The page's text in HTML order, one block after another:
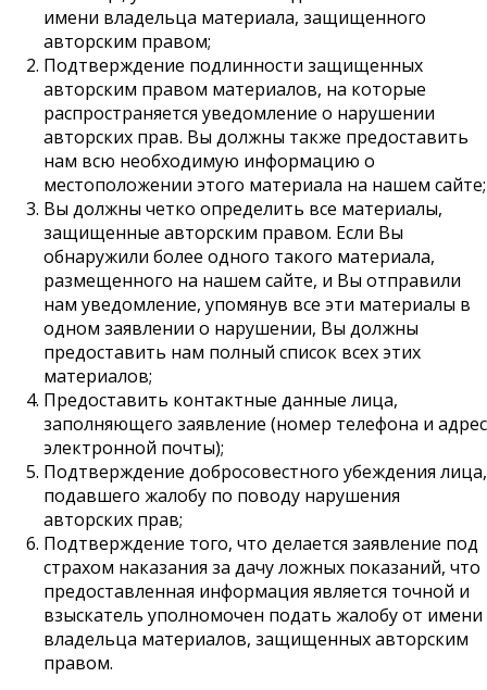
имени владельца материала, защищенного
авторским правом;
Подтверждение подлинности защищенных
авторским правом материалов, на которые
распространяется уведомление о нарушении
авторских прав. Вы должны также предоставить
нам всю необходимую информацию о
местоположении этого материала на нашем сайте;
Вы должны четко определить все материалы,
защищенные авторским правом. Если Вы
обнаружили более одного такого материала,
размещенного на нашем сайте, и Вы отправили
нам уведомление, упомянув все эти материалы в
одном заявлении о нарушении, Вы должны
предоставить нам полный список всех этих
материалов;
Предоставить контактные данные лица,
заполняющего заявление (номер телефона и адрес
электронной почты);
Подтверждение добросовестного убеждения лица,
подавшего жалобу по поводу нарушения
авторских прав;
Подтверждение того, что делается заявление под
страхом наказания за дачу ложных показаний, что
предоставленная информация является точной и
взыскатель уполномочен подать жалобу от имени
владельца материалов, защищенных авторским
правом.